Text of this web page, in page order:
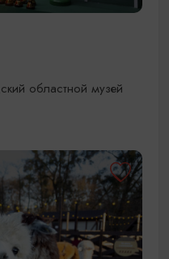
областной музей